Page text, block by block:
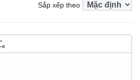
Sắp xếp theo